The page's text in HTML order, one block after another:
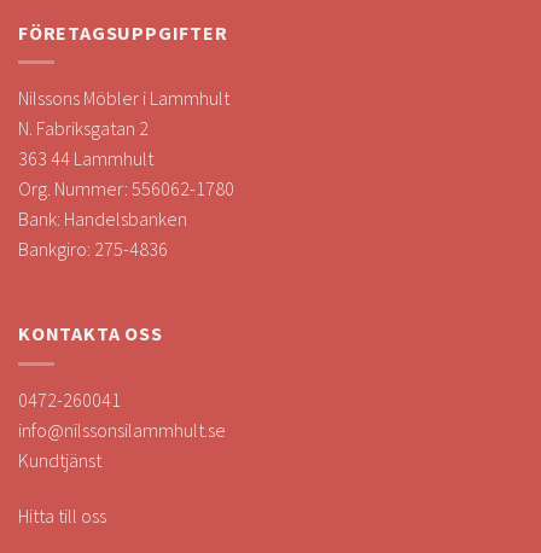
FÖRETAGSUPPGIFTER
Nilssons Möbler i Lammhult
N. Fabriksgatan 2
363 44 Lammhult
Org. Nummer: 556062-1780
Bank: Handelsbanken
Bankgiro: 275-4836
KONTAKTA OSS
0472-260041
info@nilssonsilammhult.se
Kundtjänst
Hitta till oss